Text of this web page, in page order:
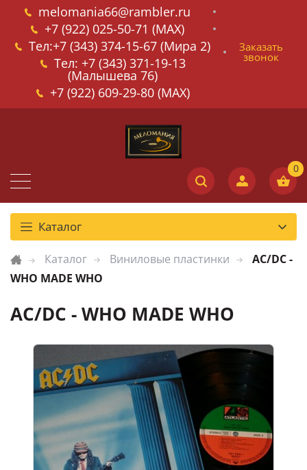
melomania66@rambler.ru
+7 (922) 025-50-71 (MAX)
Тел:+7 (343) 374-15-67 (Мира 2)
Тел: +7 (343) 371-19-13
(Малышева 76)
+7 (922) 609-29-80 (MAX)
Заказать
звонок
Каталог
Каталог Виниловые пластинки
AC/DC -
WHO MADE WHO
AC/DC - WHO MADE WHO